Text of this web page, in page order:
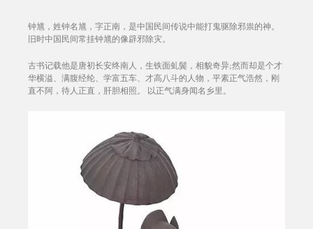
钟馗，姓钟名馗，字正南，是中国民间传说中能打鬼驱除邪祟的神。
旧时中国民间常挂钟馗的像辟邪除灾。
古书记载他是唐初长安终南人，生铁面虬鬓，相貌奇异;然而却是个才
华横溢、满腹经纶、学富五车、才高八斗的人物，平素正气浩然，刚
直不阿，待人正直，肝胆相照。 以正气满身闻名乡里。